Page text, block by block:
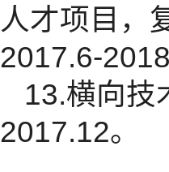
人才项目，
2017.6-
13.横向技
2017.12。